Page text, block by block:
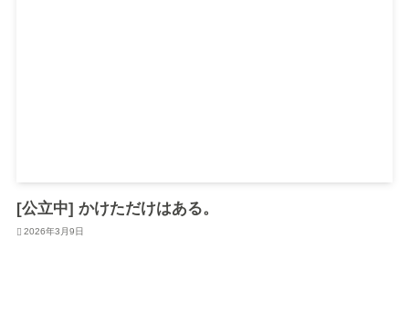
[公立中] かけただけはある。
2026年3月9日